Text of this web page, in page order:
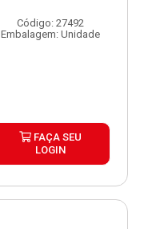
Código: 27492
Embalagem: Unidade
FAÇA SEU
LOGIN